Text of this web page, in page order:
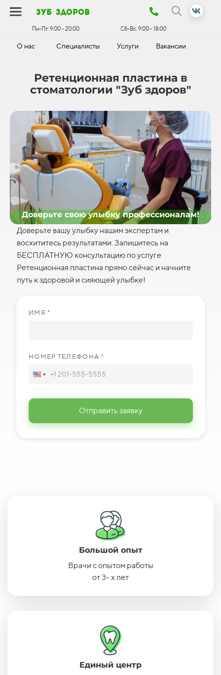
зуб здоров
Пн-Пт:9:00 - 20:00 Сб-Вс:9:00 - 18:00
О нас Специалисты Услуги Вакансии
Ретенционная пластина в
стоматологии "Зуб здоров"
Доверьте свою улыбку профессионалам!
Доверьте вашу улыбку нашим экспертам и
восхититесь результатами. Запишитесь на
БЕСПЛАТНУЮ консультацию по услуге
Ретенционная пластина прямо сейчас и начните
путь к здоровой и сияющей улыбке!
ИМЯ *
НОМЕР ТЕЛЕФОНА *
Отправить заявку
Большой опыт
Врачи с опытом работы
от 3- х лет
Единый центр